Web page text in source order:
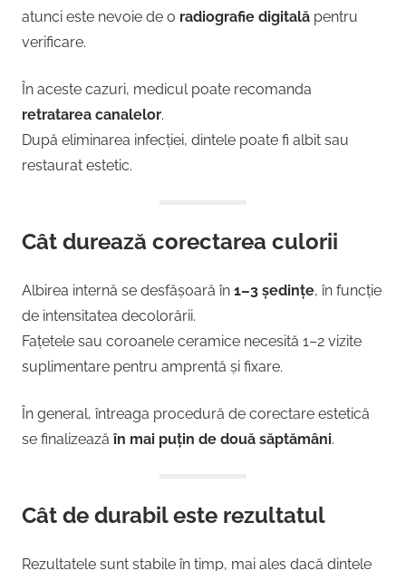
atunci este nevoie de o radiografie digitală pentru
verificare.
În aceste cazuri, medicul poate recomanda
retratarea canalelor.
După eliminarea infecției, dintele poate fi albit sau
restaurat estetic.
Cât durează corectarea culorii
Albirea internă se desfășoară în 1–3 ședințe, în funcție
de intensitatea decolorării.
Fațetele sau coroanele ceramice necesită 1–2 vizite
suplimentare pentru amprentă și fixare.
În general, întreaga procedură de corectare estetică
se finalizeazăîn mai puțin de două săptămâni.
Cât de durabil este rezultatul
Rezultatele sunt stabile în timp, mai ales dacă dintele